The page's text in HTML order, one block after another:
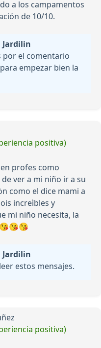
a los campamentos
de 10/10.
Jardilin
por el comentario
empezar bien la
positiva)
profes como
ver a mi niño ir a su
como el dice mami a
increìbles y
mi niño necesita, la
Jardilin
estos mensajes.
positiva)